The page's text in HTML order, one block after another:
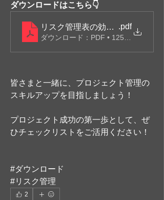
ダウンロードはこちら👇
リスク管理表の効果的な活用方法
.pdf
ダウンロード：PDF • 125KB
皆さまと一緒に、プロジェクト管理の
スキルアップを目指しましょう！
プロジェクト成功の第一歩として、ぜ
ひチェックリストをご活用ください！
#ダウンロード
#リスク管理
2